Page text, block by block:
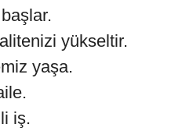
yükseltir.
yaşa.
iş.